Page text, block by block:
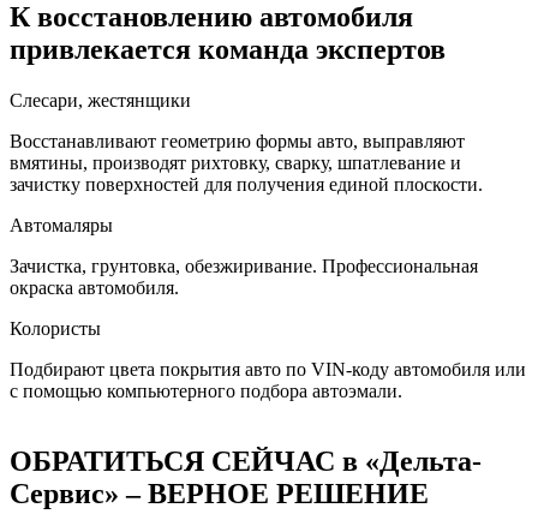
К восстановлению автомобиля
привлекается команда экспертов
Слесари, жестянщики
Восстанавливают геометрию формы авто, выправляют
вмятины, производят рихтовку, сварку, шпатлевание и
зачистку поверхностей для получения единой плоскости.
Автомаляры
Зачистка, грунтовка, обезжиривание. Профессиональная
окраска автомобиля.
Колористы
Подбирают цвета покрытия авто по VIN-коду автомобиля или
с помощью компьютерного подбора автоэмали.
ОБРАТИТЬСЯ СЕЙЧАС в «Дельта-
Сервис» – ВЕРНОЕ РЕШЕНИЕ